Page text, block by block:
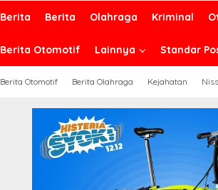
Berita Berita Olahraga Kriminal
Berita Otomotif Lainnya Standar
Berita Otomotif Berita Olahraga Kejahatan